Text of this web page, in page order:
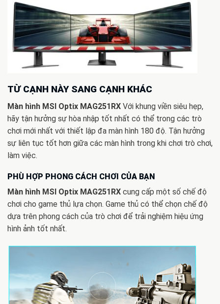
TỪ CẠNH NÀY SANG CẠNH KHÁC
Màn hình MSI Optix MAG251RX Với khung viền siêu hẹp,
hãy tận hưởng sự hòa nhập tốt nhất có thể trong các trò
chơi mới nhất với thiết lập đa màn hình 180 độ. Tận hưởng
sự liên tục tốt hơn giữa các màn hình trong khi chơi trò chơi,
làm việc.
PHÙ HỢP PHONG CÁCH CHƠI CỦA BẠN
Màn hình MSI Optix MAG251RX cung cấp một số chế độ
chơi cho game thủ lựa chọn. Game thủ có thể chọn chế độ
dựa trên phong cách của trò chơi để trải nghiệm hiệu ứng
hình ảnh tốt nhất.